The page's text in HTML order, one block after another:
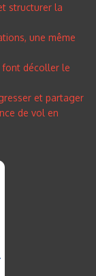
structurer la
une même
font décoller le
et partager
de vol en